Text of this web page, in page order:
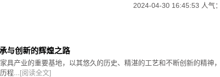
2024-04-30 16:45:53 人气
与创新的辉煌之路
具产业的重要基地，以其悠久的历史、精湛的工艺和不断创新的精神
程... [阅读全文]